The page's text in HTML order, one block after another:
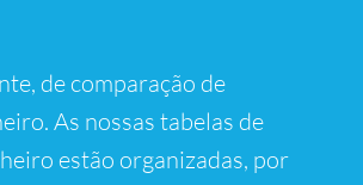
de comparação de
As nossas tabelas de
estão organizadas, por